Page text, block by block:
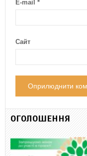
E-mail *
Сайт
ОГОЛОШЕННЯ